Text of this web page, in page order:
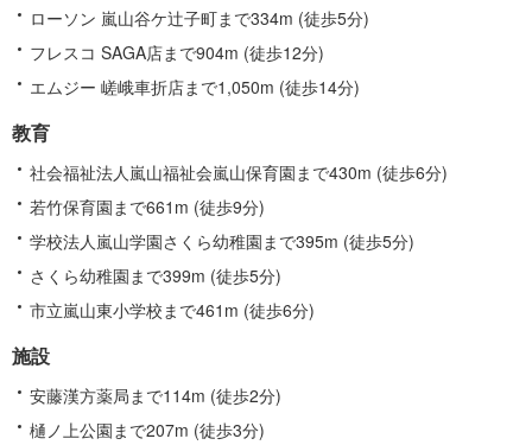
ローソン 嵐山谷ケ辻子町まで334m (徒歩5分)
フレスコ SAGA店まで904m (徒歩12分)
エムジー 嵯峨車折店まで1,050m (徒歩14分)
教育
社会福祉法人嵐山福祉会嵐山保育園まで430m (徒歩6分)
若竹保育園まで661m (徒歩9分)
学校法人嵐山学園さくら幼稚園まで395m (徒歩5分)
さくら幼稚園まで399m (徒歩5分)
市立嵐山東小学校まで461m (徒歩6分)
施設
安藤漢方薬局まで114m (徒歩2分)
樋ノ上公園まで207m (徒歩3分)